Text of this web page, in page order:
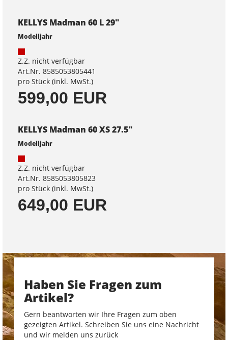
KELLYS Madman 60 L 29"
Modelljahr
Z.Z. nicht verfügbar
Art.Nr. 8585053805441
pro Stück (inkl. MwSt.)
599,00 EUR
KELLYS Madman 60 XS 27.5"
Modelljahr
Z.Z. nicht verfügbar
Art.Nr. 8585053805823
pro Stück (inkl. MwSt.)
649,00 EUR
Haben Sie Fragen zum
Artikel?
Gern beantworten wir Ihre Fragen zum oben
gezeigten Artikel. Schreiben Sie uns eine Nachricht
und wir melden uns zurück